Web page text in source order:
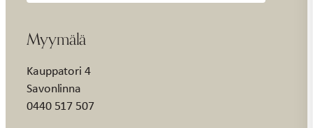
Myymälä
Kauppatori 4
Savonlinna
0440 517 507